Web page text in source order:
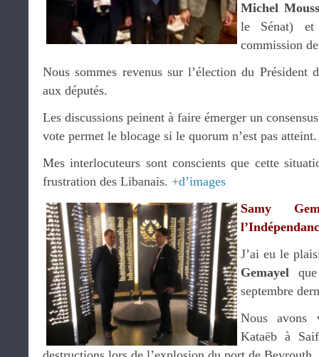
Michel
le Sénat)
commission
Nous sommes revenus sur l’élection du Président
aux députés.
Les discussions peinent à faire émerger un
vote permet le blocage si le quorum n’est pas atteint.
Mes interlocuteurs sont conscients que cette
frustration des Libanais. +d’images
Samy
J’ai eu le
Gemayel
septembre
Nous avons
Kataëb à